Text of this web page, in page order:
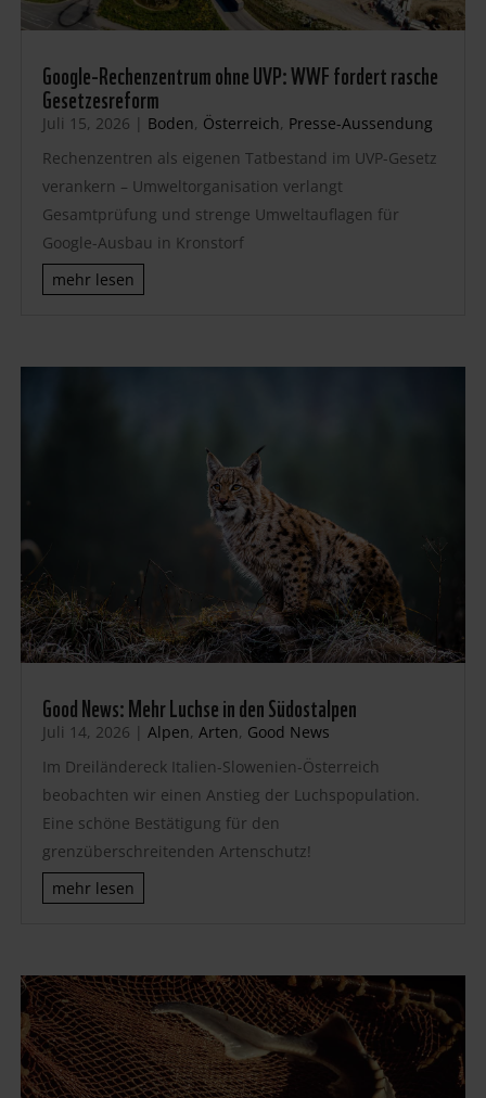
Google-Rechenzentrum ohne UVP: WWF fordert rasche
Gesetzesreform
Juli 15, 2026 | Boden, Österreich, Presse-Aussendung
Rechenzentren als eigenen Tatbestand im UVP-Gesetz
verankern – Umweltorganisation verlangt
Gesamtprüfung und strenge Umweltauflagen für
Google-Ausbau in Kronstorf
mehr lesen
Good News: Mehr Luchse in den Südostalpen
Juli 14, 2026 | Alpen, Arten, Good News
Im Dreiländereck Italien-Slowenien-Österreich
beobachten wir einen Anstieg der Luchspopulation.
Eine schöne Bestätigung für den
grenzüberschreitenden Artenschutz!
mehr lesen